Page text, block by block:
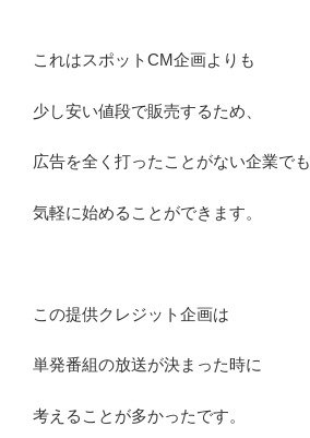
これはスポットCM企画よりも
少し安い値段で販売するため、
広告を全く打ったことがない企業でも
気軽に始めることができます。
この提供クレジット企画は
単発番組の放送が決まった時に
考えることが多かったです。